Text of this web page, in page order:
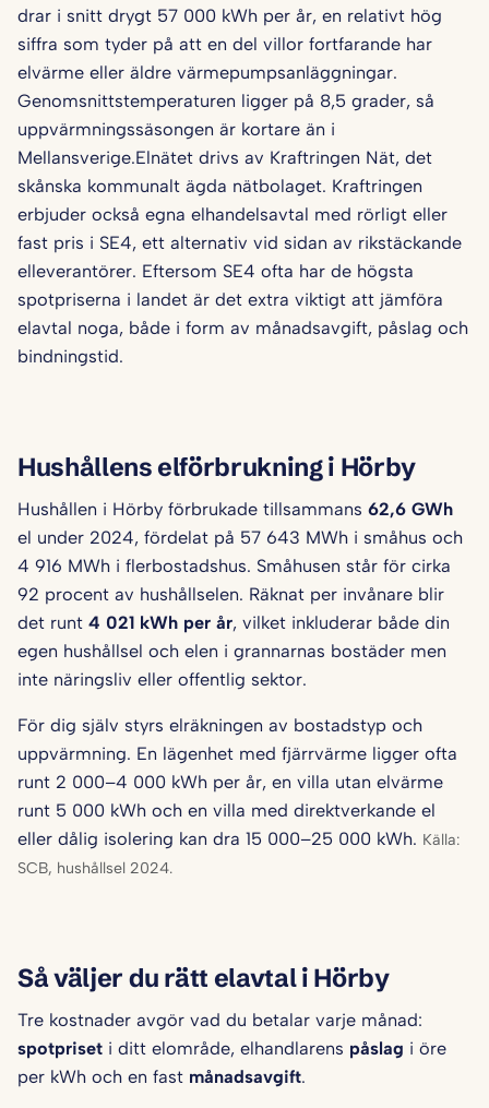
drar i snitt drygt 57 000 kWh per år, en relativt hög
siffra som tyder på att en del villor fortfarande har
elvärme eller äldre värmepumpsanläggningar.
Genomsnittstemperaturen ligger på 8,5 grader, så
uppvärmningssäsongen är kortare än i
Mellansverige.Elnätet drivs av Kraftringen Nät, det
skånska kommunalt ägda nätbolaget. Kraftringen
erbjuder också egna elhandelsavtal med rörligt eller
fast pris i SE4, ett alternativ vid sidan av rikstäckande
elleverantörer. Eftersom SE4 ofta har de högsta
spotpriserna i landet är det extra viktigt att jämföra
elavtal noga, både i form av månadsavgift, påslag och
bindningstid.
Hushållens elförbrukning i Hörby
Hushållen i Hörby förbrukade tillsammans 62,6 GWh
el under 2024, fördelat på 57 643 MWh i småhus och
4 916 MWh i flerbostadshus. Småhusen står för cirka
92 procent av hushållselen. Räknat per invånare blir
det runt 4 021 kWh per år, vilket inkluderar både din
egen hushållsel och elen i grannarnas bostäder men
inte näringsliv eller offentlig sektor.
För dig själv styrs elräkningen av bostadstyp och
uppvärmning. En lägenhet med fjärrvärme ligger ofta
runt 2 000–4 000 kWh per år, en villa utan elvärme
runt 5 000 kWh och en villa med direktverkande el
eller dålig isolering kan dra 15 000–25 000 kWh. Källa:
SCB, hushållsel 2024.
Så väljer du rätt elavtal i Hörby
Tre kostnader avgör vad du betalar varje månad:
spotpriset i ditt elområde, elhandlarens påslag i öre
per kWh och en fast månadsavgift.